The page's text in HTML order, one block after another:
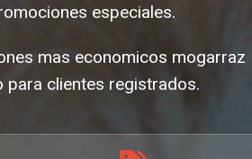
especiales.
mas economicos mogarraz
para clientes registrados.